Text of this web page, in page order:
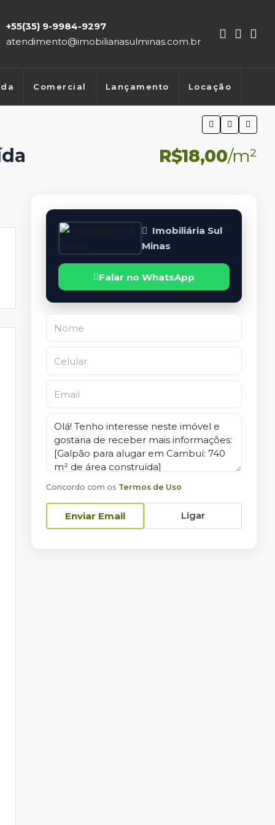
+55(35) 9-9984-9297
atendimento@imobiliariasulminas.com.br
Comercial Lançamento Locação
R$18,00/m²
Imobiliária Sul
Minas
Falar no WhatsApp
Concordo com os Termos de Uso
Enviar Email Ligar